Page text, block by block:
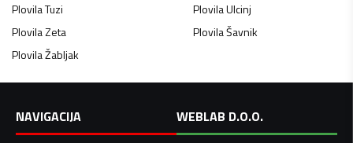
PlovilaTuzi PlovilaUlcinj
PlovilaZeta PlovilaŠavnik
PlovilaŽabljak
NAVIGACIJA
WEBLAB D.O.O.